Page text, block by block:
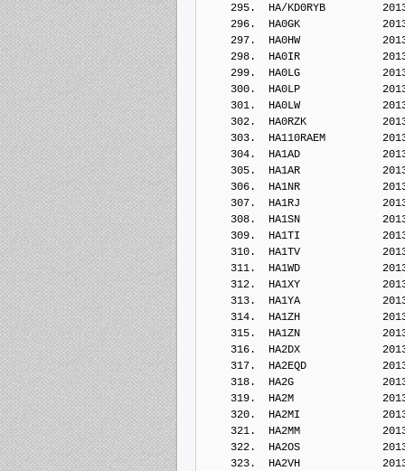
295.  HA/KD0RYB
296.  HA0GK
297.  HA0HW
298.  HA0IR
299.  HA0LG
300.  HA0LP
301.  HA0LW
302.  HA0RZK
303.  HA110RAEM
304.  HA1AD
305.  HA1AR
306.  HA1NR
307.  HA1RJ
308.  HA1SN
309.  HA1TI
310.  HA1TV
311.  HA1WD
312.  HA1XY
313.  HA1YA
314.  HA1ZH
315.  HA1ZN
316.  HA2DX
317.  HA2EQD
318.  HA2G
319.  HA2M
320.  HA2MI
321.  HA2MM
322.  HA2OS
323.  HA2VH